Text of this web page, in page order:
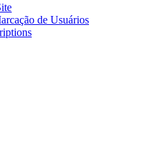
de Usuários